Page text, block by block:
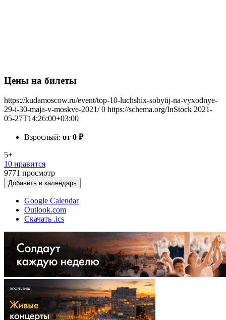
Цены на билеты
https://kudamoscow.ru/event/top-10-luchshix-sobytij-na-vyxodnye-
29-i-30-maja-v-moskve-2021/ 0 https://schema.org/InStock 2021-
05-27T14:26:00+03:00
Взрослый: от 0 ₽
5+
10 нравится
9771 просмотр
Добавить в календарь
Google Calendar
Outlook.com
Скачать .ics